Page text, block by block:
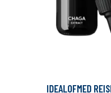
IDEALOFMED